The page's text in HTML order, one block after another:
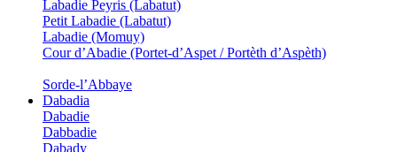
Labadie Peyris (Labatut)
Petit Labadie (Labatut)
Labadie (Momuy)
Cour d’Abadie (Portet-d’Aspet / Portèth d’Aspèth)
Sorde-l’Abbaye
Dabadia
Dabadie
Dabbadie
Dabady